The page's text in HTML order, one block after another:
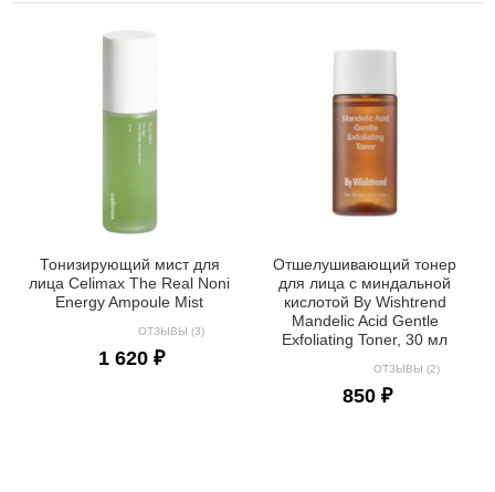
Тонизирующий мист для
лица Celimax The Real Noni
Energy Ampoule Mist
ОТЗЫВЫ (3)
1 620 ₽
Отшелушивающий тонер
для лица с миндальной
кислотой By Wishtrend
Mandelic Acid Gentle
Exfoliating Toner, 30 мл
ОТЗЫВЫ (2)
850 ₽